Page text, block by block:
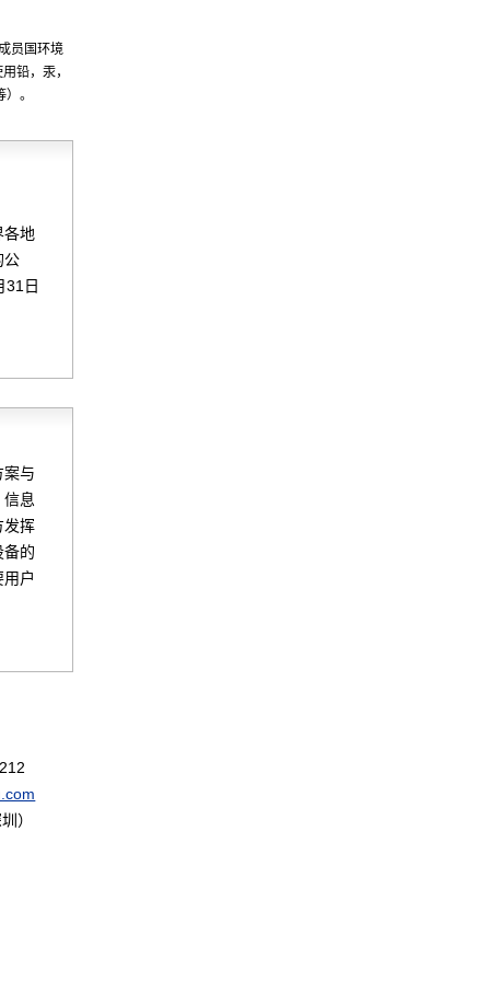
员国环境
铅，汞，
。
各地
公
31日
案与
信息
发挥
备的
户
）